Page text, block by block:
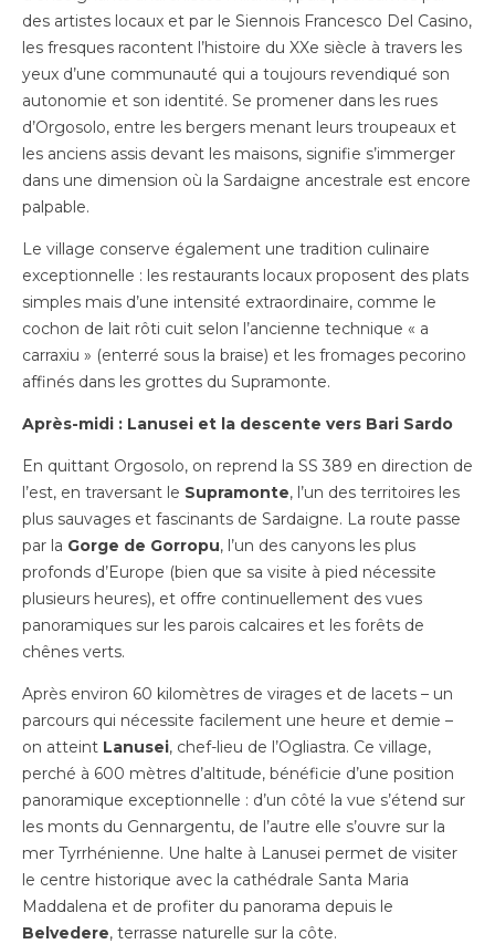
des artistes locaux et par le Siennois Francesco Del Casino,
les fresques racontent l’histoire du XXe siècle à travers les
yeux d’une communauté qui a toujours revendiqué son
autonomie et son identité. Se promener dans les rues
d’Orgosolo, entre les bergers menant leurs troupeaux et
les anciens assis devant les maisons, signifie s’immerger
dans une dimension où la Sardaigne ancestrale est encore
palpable.
Le village conserve également une tradition culinaire
exceptionnelle : les restaurants locaux proposent des plats
simples mais d’une intensité extraordinaire, comme le
cochon de lait rôti cuit selon l’ancienne technique « a
carraxiu » (enterré sous la braise) et les fromages pecorino
affinés dans les grottes du Supramonte.
Après-midi : Lanusei et la descente vers Bari Sardo
En quittant Orgosolo, on reprend la SS 389 en direction de
l’est, en traversant le Supramonte, l’un des territoires les
plus sauvages et fascinants de Sardaigne. La route passe
par la Gorge de Gorropu, l’un des canyons les plus
profonds d’Europe (bien que sa visite à pied nécessite
plusieurs heures), et offre continuellement des vues
panoramiques sur les parois calcaires et les forêts de
chênes verts.
Après environ 60 kilomètres de virages et de lacets – un
parcours qui nécessite facilement une heure et demie –
on atteint Lanusei, chef-lieu de l’Ogliastra. Ce village,
perché à 600 mètres d’altitude, bénéficie d’une position
panoramique exceptionnelle : d’un côté la vue s’étend sur
les monts du Gennargentu, de l’autre elle s’ouvre sur la
mer Tyrrhénienne. Une halte à Lanusei permet de visiter
le centre historique avec la cathédrale Santa Maria
Maddalena et de profiter du panorama depuis le
Belvedere, terrasse naturelle sur la côte.